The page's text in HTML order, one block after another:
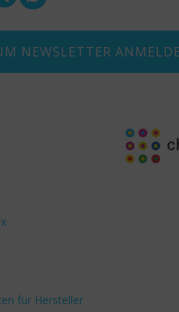
NEWSLETTER
für Hersteller